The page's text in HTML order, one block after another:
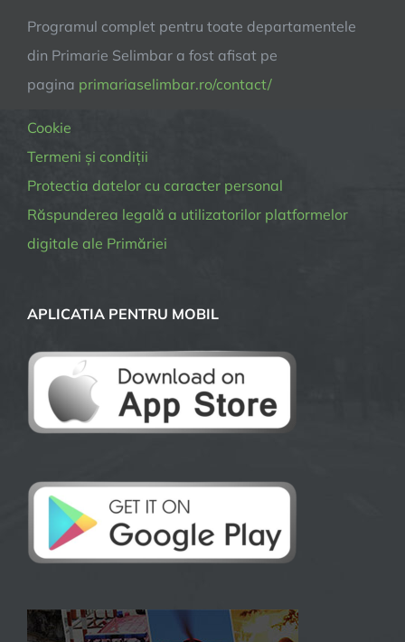
Programul complet pentru toate departamentele
din Primarie Selimbar a fost afisat pe
pagina primariaselimbar.ro/contact/
Cookie
Termeni și condiții
Protectia datelor cu caracter personal
Răspunderea legală a utilizatorilor platformelor
digitale ale Primăriei
APLICATIA PENTRU MOBIL